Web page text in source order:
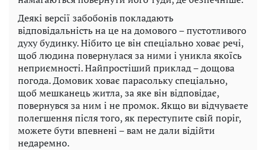
Деякі версії забобонів покладають
відповідальність на це на домового – пустотливого
духу будинку. Нібито це він спеціально ховає речі,
щоб людина повернулася за ними і уникла якоїсь
неприємності. Найпростіший приклад – дощова
погода. Домовик ховає парасольку спеціально,
щоб мешканець житла, за яке він відповідає,
повернувся за ним і не промок. Якщо ви відчуваєте
полегшення після того, як переступите свій поріг,
можете бути впевнені – вам не дали відійти
недаремно.